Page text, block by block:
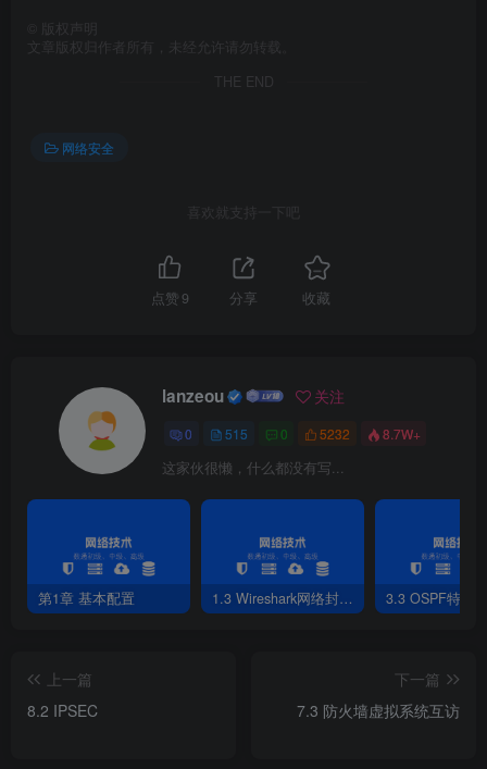
#R3
interface Tunnel0/
0
13
ip route-static
172.16.1. Tunnel
版权声明
文章版权归作者所有，未经允许请勿转载。
THE END
网络安全
喜欢就支持一下吧
点赞 9 分享 收藏
lanzeou 关注
0 515 0 5232 8.7W+
这家伙很懒，什么都没有写...
第1章 基本配置 1.3 Wireshark网络封包分析软件 3.3 OSPF特性
上一篇
8.2 IPSEC
下一篇
7.3 防火墙虚拟系统互访